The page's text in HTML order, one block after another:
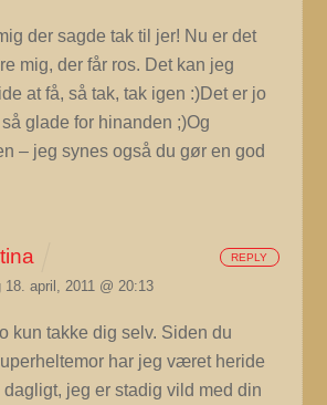
der sagde tak til jer! Nu er det
mig, der får ros. Det kan jeg
at få, så tak, tak igen :)Det er jo
glade for hinanden ;)Og
– jeg synes også du gør en god
18. april, 2011 @ 20:13
kun takke dig selv. Siden du
har jeg været heride
jeg er stadig vild med din
REPLY